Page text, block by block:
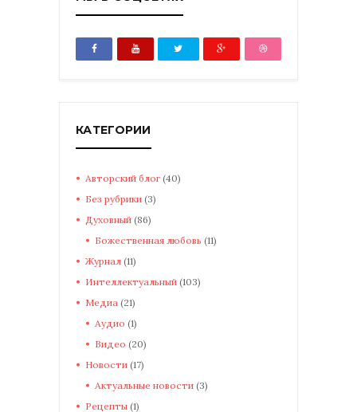
КАТЕГОРИИ
Авторский блог (40)
Без рубрики (3)
Духовный (86)
Божественная любовь (11)
Журнал (11)
Интеллектуальный (103)
Медиа (21)
Аудио (1)
Видео (20)
Новости (17)
Актуальные новости (3)
Рецепты (1)